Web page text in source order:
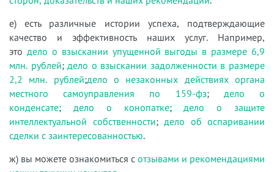
е) есть различные истории успеха, подтверждающие
качество и эффективность наших услуг. Например,
это дело о взыскании упущенной выгоды в размере 6,9
млн. рублей;дело о взыскании задолженности в размере
2,2 млн. рублей;дело о незаконных действиях органа
местного самоуправления по 159-фз; дело о
конденсате; дело о конопатке;дело о защите
интеллектуальной собственности; дело об оспаривании
сделки с заинтересованностью.
ж) вы можете ознакомиться с отзывами и рекомендациями